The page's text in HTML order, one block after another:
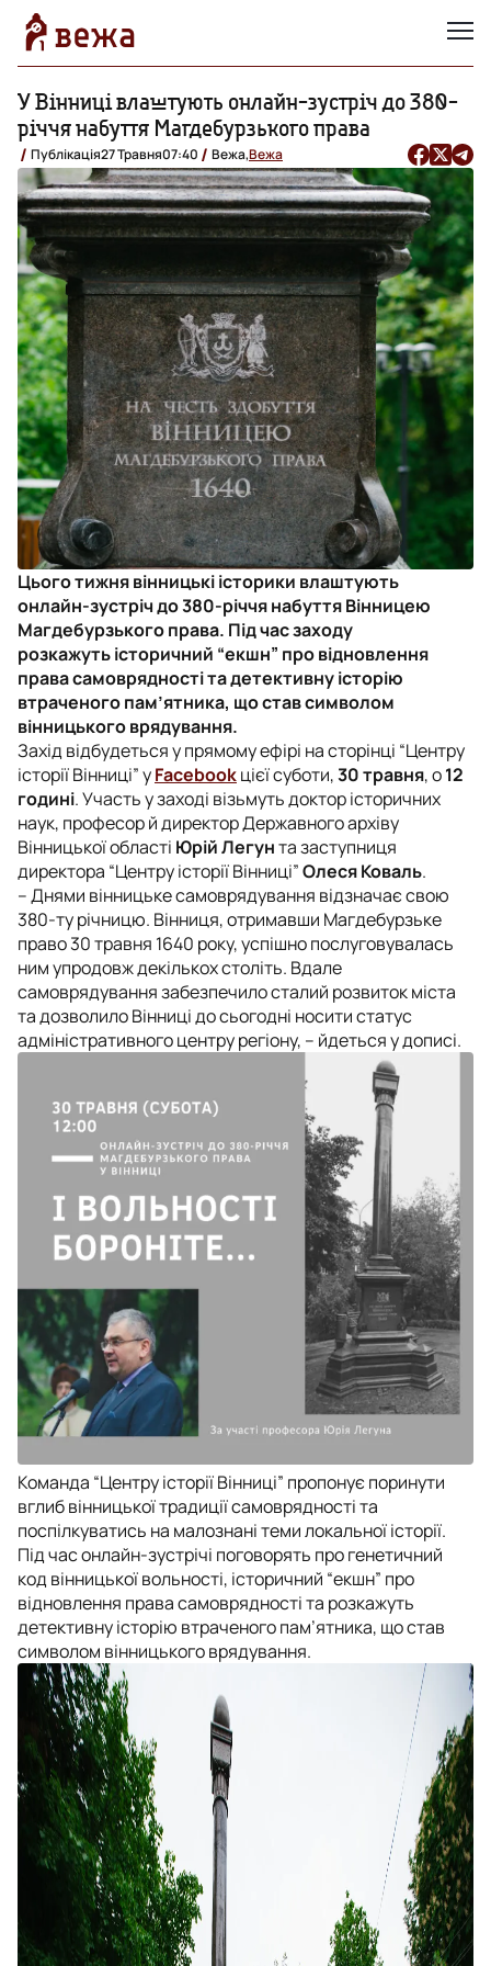
У Вінниці влаштують онлайн-зустріч до 380-
річчя набуття Магдебурзького права
Публікація27 Травня07:40 Вежа,Вежа
Цього тижня вінницькі історики влаштують
онлайн-зустріч до 380-річчя набуття Вінницею
Магдебурзького права. Під час заходу
розкажуть історичний “екшн” про відновлення
права самоврядності та детективну історію
втраченого пам’ятника, що став символом
вінницького врядування.
Захід відбудеться у прямому ефірі на сторінці “Центру
історії Вінниці” уFacebookцієї суботи,30 травня, о12
годині. Участь у заході візьмуть доктор історичних
наук, професор й директор Державного архіву
Вінницької області Юрій Легунта заступниця
директора “Центру історії Вінниці”Олеся Коваль.
– Днями вінницьке самоврядування відзначає свою
380-ту річницю. Вінниця, отримавши Магдебурзьке
право 30 травня 1640 року, успішно послуговувалась
ним упродовж декількох століть. Вдале
самоврядування забезпечило сталий розвиток міста
та дозволило Вінниці до сьогодні носити статус
адміністративного центру регіону, – йдеться у дописі.
Команда “Центру історії Вінниці” пропонує поринути
вглиб вінницької традиції самоврядності та
поспілкуватись на малознані теми локальної історії.
Під час онлайн-зустрічі поговорять про генетичний
код вінницької вольності, історичний “екшн” про
відновлення права самоврядності та розкажуть
детективну історію втраченого пам’ятника, що став
символом вінницького врядування.